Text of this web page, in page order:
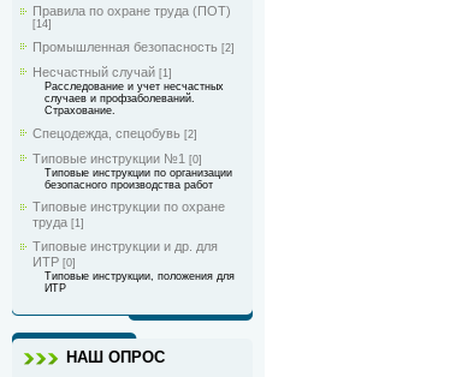
Правила по охране труда (ПОТ)
[14]
Промышленная безопасность [2]
Несчастный случай [1]
Расследование и учет несчастных
случаев и профзаболеваний.
Страхование.
Спецодежда, спецобувь [2]
Типовые инструкции №1 [0]
Типовые инструкции по организации
безопасного производства работ
Типовые инструкции по охране
труда [1]
Типовые инструкции и др. для
ИТР [0]
Типовые инструкции, положения для
ИТР
НАШ ОПРОС